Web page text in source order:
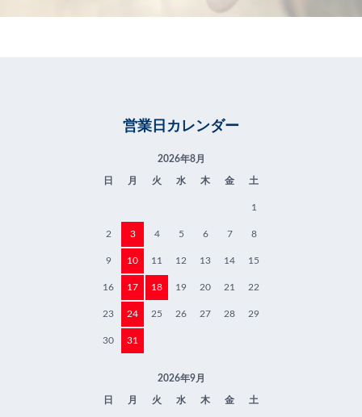
営業日カレンダー
2026年8月
日 月 火 水 木 金 土
1
2 3 4 5 6 7 8
9 10 11 12 13 14 15
16 17 18 19 20 21 22
23 24 25 26 27 28 29
30 31
2026年9月
日 月 火 水 木 金 土